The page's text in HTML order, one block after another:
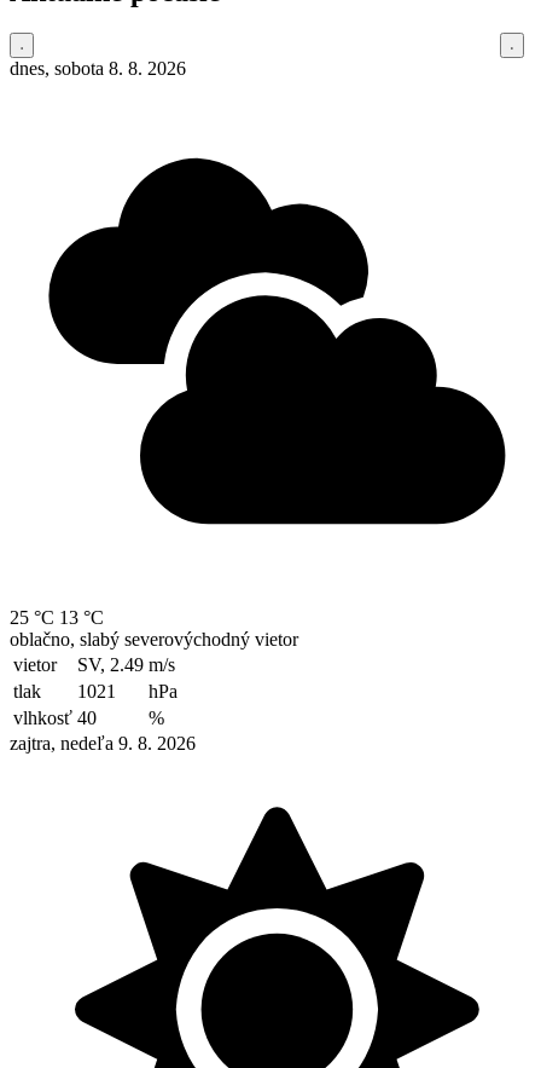
dnes, sobota 8. 8. 2026
25 °C 13 °C
oblačno, slabý severovýchodný vietor
vietor
SV, 2.49 m/s
tlak
1021
hPa
vlhkosť 40
%
zajtra, nedeľa 9. 8. 2026